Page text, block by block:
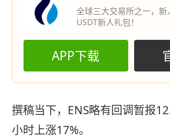
全球三大交易所之一，
USDT新人礼包！
APP下载
撰稿当下，ENS略有回调暂报
小时上涨17%。